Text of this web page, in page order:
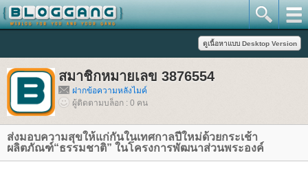
สมาชิกหมายเลข 3876554
ฝากข้อความหลังไมค์
ผู้ติดตามบล็อก : 0 คน
ส่งมอบความสุขให้แก่กันในเทศกาลปีใหม่ด้วยกระเช้า
ผลิตภัณฑ์“ธรรมชาติ” ในโครงการพัฒนาส่วนพระองค์